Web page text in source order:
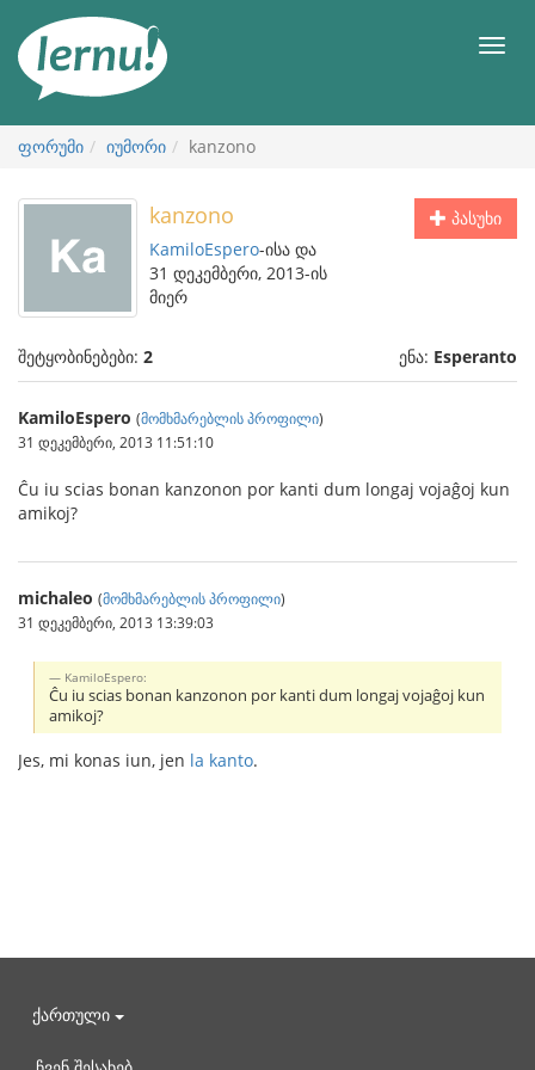
ნახვა
მენიუ
ფორუმი იუმორი kanzono
პასუხი
kanzono
KamiloEspero-ისა და
31 დეკემბერი, 2013-ის
მიერ
შეტყობინებები: 2 ენა: Esperanto
KamiloEspero (მომხმარებლის პროფილი)
31 დეკემბერი, 2013 11:51:10
Ĉu iu scias bonan kanzonon por kanti dum longaj vojaĝoj kun
amikoj?
michaleo (მომხმარებლის პროფილი)
31 დეკემბერი, 2013 13:39:03
KamiloEspero:
Ĉu iu scias bonan kanzonon por kanti dum longaj vojaĝoj kun
amikoj?
Jes, mi konas iun, jen la kanto.
ქართული